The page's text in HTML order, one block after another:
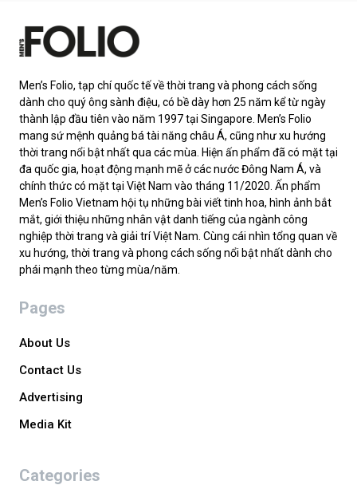
Men’s Folio, tạp chí quốc tế về thời trang và phong cách sống
dành cho quý ông sành điệu, có bề dày hơn 25 năm kể từ ngày
thành lập đầu tiên vào năm 1997 tại Singapore. Men’s Folio
mang sứ mệnh quảng bá tài năng châu Á, cũng như xu hướng
thời trang nổi bật nhất qua các mùa. Hiện ấn phẩm đã có mặt tại
đa quốc gia, hoạt động mạnh mẽ ở các nước Đông Nam Á, và
chính thức có mặt tại Việt Nam vào tháng 11/2020. Ấn phẩm
Men’s Folio Vietnam hội tụ những bài viết tinh hoa, hình ảnh bắt
mắt, giới thiệu những nhân vật danh tiếng của ngành công
nghiệp thời trang và giải trí Việt Nam. Cùng cái nhìn tổng quan về
xu hướng, thời trang và phong cách sống nổi bật nhất dành cho
phái mạnh theo từng mùa/năm.
Pages
About Us
Contact Us
Advertising
Media Kit
Categories